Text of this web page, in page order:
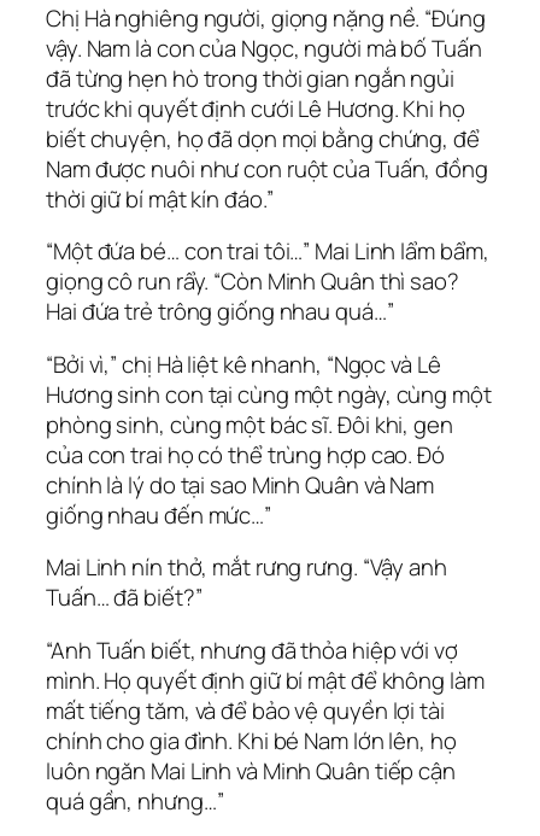
Chị Hà nghiêng người, giọng nặng nề. “Đúng
vậy. Nam là con của Ngọc, người mà bố Tuấn
đã từng hẹn hò trong thời gian ngắn ngủi
trước khi quyết định cưới Lê Hương. Khi họ
biết chuyện, họ đã dọn mọi bằng chứng, để
Nam được nuôi như con ruột của Tuấn, đồng
thời giữ bí mật kín đáo.”
“Một đứa bé… con trai tôi…” Mai Linh lẩm bẩm,
giọng cô run rẩy. “Còn Minh Quân thì sao?
Hai đứa trẻ trông giống nhau quá…”
“Bởi vì,” chị Hà liệt kê nhanh, “Ngọc và Lê
Hương sinh con tại cùng một ngày, cùng một
phòng sinh, cùng một bác sĩ. Đôi khi, gen
của con trai họ có thể trùng hợp cao. Đó
chính là lý do tại sao Minh Quân và Nam
giống nhau đến mức…”
Mai Linh nín thở, mắt rưng rưng. “Vậy anh
Tuấn… đã biết?”
“Anh Tuấn biết, nhưng đã thỏa hiệp với vợ
mình. Họ quyết định giữ bí mật để không làm
mất tiếng tăm, và để bảo vệ quyền lợi tài
chính cho gia đình. Khi bé Nam lớn lên, họ
luôn ngăn Mai Linh và Minh Quân tiếp cận
quá gần, nhưng…”